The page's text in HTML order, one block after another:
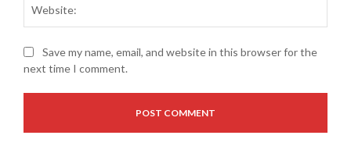
Save my name, email, and website in this browser for the
next time I comment.